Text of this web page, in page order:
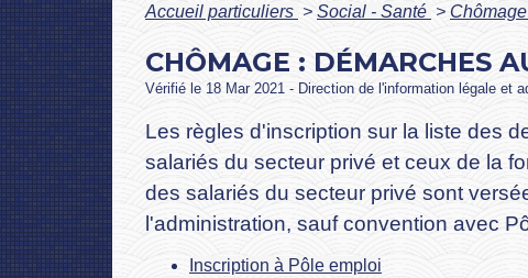
Accueil particuliers > Social - Santé >
CHÔMAGE : DÉMARCHES
Vérifié le 18 Mar 2021 - Direction de l'information légale et
Les règles d'inscription sur la liste des
salariés du secteur privé et ceux de la
des salariés du secteur privé sont
l'administration, sauf convention avec
Inscription à Pôle emploi